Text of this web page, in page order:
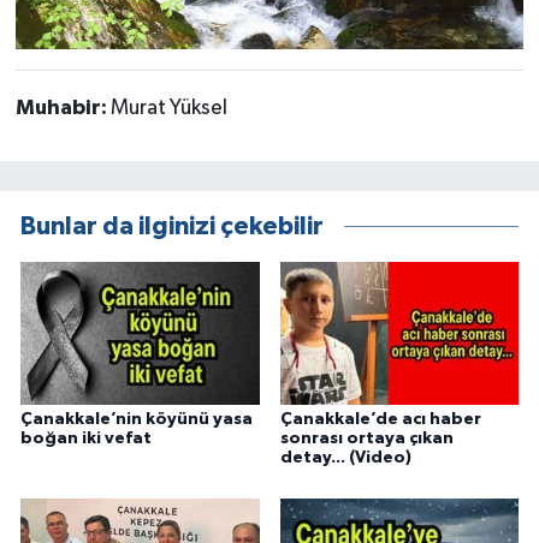
Muhabir: Murat Yüksel
Bunlar da ilginizi çekebilir
Çanakkale’nin köyünü yasa
boğan iki vefat
Çanakkale’de acı haber
sonrası ortaya çıkan
detay... (Video)